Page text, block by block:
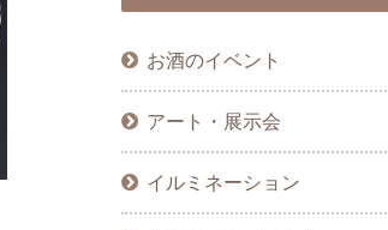
お酒のイベント
アート・展示会
イルミネーション